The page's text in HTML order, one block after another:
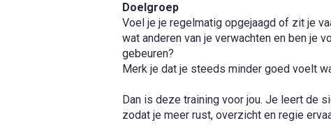
Doelgroep
Voel je je regelmatig opgejaagd of zit je
wat anderen van je verwachten en ben je
gebeuren?
Merk je dat je steeds minder goed voelt
Dan is deze training voor jou. Je leert de
zodat je meer rust, overzicht en regie